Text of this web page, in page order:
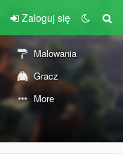
Zaloguj się
Malowania
Gracz
More